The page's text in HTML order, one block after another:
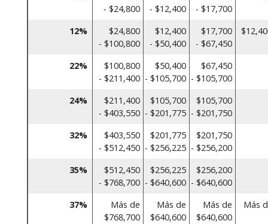
- $24,800
- $12,400
- $17,700
12%
$24,800
- $100,800
$12,400
- $50,400
$17,700
- $67,450
22%
$100,800
- $211,400
$50,400
- $105,700
$67,450
- $105,700
24%
$211,400
- $403,550
$105,700
- $201,775
$105,700
- $201,750
32%
$403,550
- $512,450
$201,775
- $256,225
$201,750
- $256,200
35%
$512,450
- $768,700
$256,225
- $640,600
$256,200
- $640,600
37%
Más de
$768,700
Más de
$640,600
Más de
$640,600
Más